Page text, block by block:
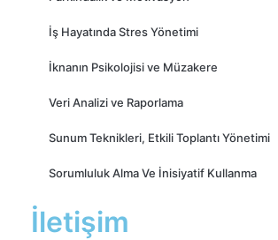
İş Hayatında Stres Yönetimi
İknanın Psikolojisi ve Müzakere
Veri Analizi ve Raporlama
Sunum Teknikleri, Etkili Toplantı Yönetimi
Sorumluluk Alma Ve İnisiyatif Kullanma
İletişim